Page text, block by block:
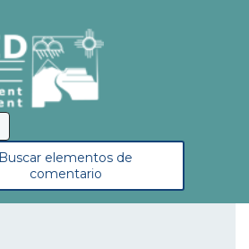
Buscar elementos de
comentario